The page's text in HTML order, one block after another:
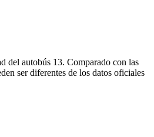
del autobús 13. Comparado con las
ser diferentes de los datos oficiales